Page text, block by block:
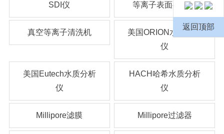
SDI仪 等离子表面处理机
真空等离子清洗机
美国ORION水质分析
仪
美国Eutech水质分析
仪
HACH哈希水质分析
仪
Millipore滤膜 Millipore过滤器
返回顶部